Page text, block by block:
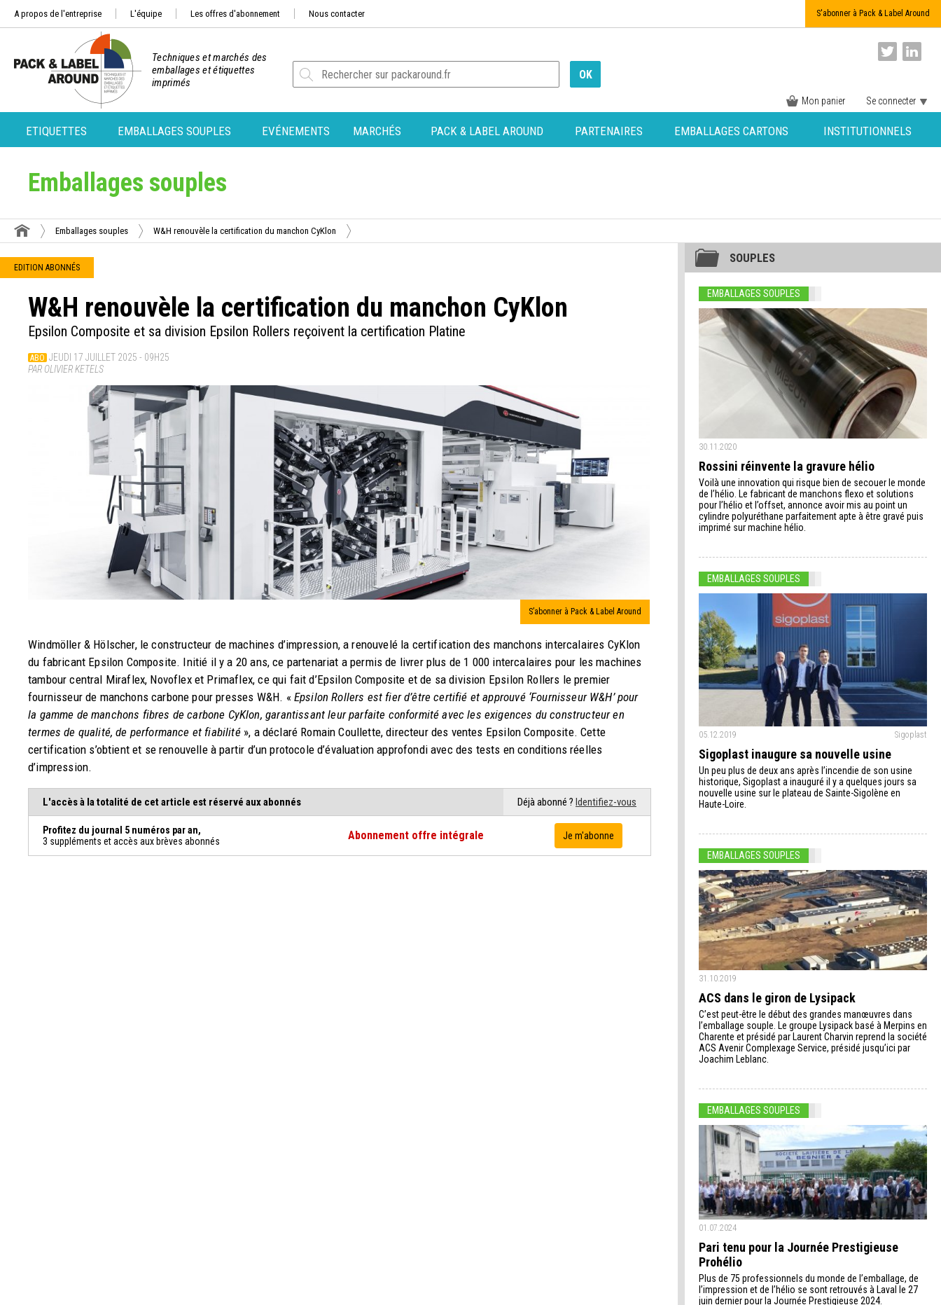
A propos de l'entreprise L'équipe Les offres d'abonnement Nous contacter S'abonner à Pack & Label Around
Techniques et marchés des
emballages et étiquettes
imprimés
Mon panier Se connecter
ETIQUETTES EMBALLAGES SOUPLES EVÉNEMENTS MARCHÉS PACK & LABEL AROUND PARTENAIRES EMBALLAGES CARTONS INSTITUTIONNELS
Emballages souples
Emballages souples W&H renouvèle la certification du manchon CyKlon
EDITION ABONNÉS
W&H renouvèle la certification du manchon CyKlon
Epsilon Composite et sa division Epsilon Rollers reçoivent la certification Platine
ABO JEUDI 17 JUILLET 2025 - 09H25
PAR OLIVIER KETELS
S’abonner à Pack & Label Around
Windmöller & Hölscher, le constructeur de machines d’impression, a renouvelé la certification des manchons intercalaires CyKlon
du fabricant Epsilon Composite. Initié il y a 20 ans, ce partenariat a permis de livrer plus de 1 000 intercalaires pour les machines
tambour central Miraflex, Novoflex et Primaflex, ce qui fait d’Epsilon Composite et de sa division Epsilon Rollers le premier
fournisseur de manchons carbone pour presses W&H. « Epsilon Rollers est fier d’être certifié et approuvé ‘Fournisseur W&H’ pour
la gamme de manchons fibres de carbone CyKlon, garantissant leur parfaite conformité avec les exigences du constructeur en
termes de qualité, de performance et fiabilité», a déclaré Romain Coullette, directeur des ventes Epsilon Composite. Cette
certification s’obtient et se renouvelle à partir d’un protocole d’évaluation approfondi avec des tests en conditions réelles
d’impression.
L'accès à la totalité de cet article est réservé aux abonnés Déjà abonné ? Identifiez-vous
Profitez du journal 5 numéros par an,
3 suppléments et accès aux brèves abonnés
Abonnement offre intégrale Je m'abonne
SOUPLES
EMBALLAGES SOUPLES
30.11.2020
Rossini réinvente la gravure hélio
Voilà une innovation qui risque bien de secouer le monde
de l’hélio. Le fabricant de manchons flexo et solutions
pour l’hélio et l’offset, annonce avoir mis au point un
cylindre polyuréthane parfaitement apte à être gravé puis
imprimé sur machine hélio.
EMBALLAGES SOUPLES
05.12.2019 Sigoplast
Sigoplast inaugure sa nouvelle usine
Un peu plus de deux ans après l’incendie de son usine
historique, Sigoplast a inauguré il y a quelques jours sa
nouvelle usine sur le plateau de Sainte-Sigolène en
Haute-Loire.
EMBALLAGES SOUPLES
31.10.2019
ACS dans le giron de Lysipack
C’est peut-être le début des grandes manœuvres dans
l’emballage souple. Le groupe Lysipack basé à Merpins en
Charente et présidé par Laurent Charvin reprend la société
ACS Avenir Complexage Service, présidé jusqu’ici par
Joachim Leblanc.
EMBALLAGES SOUPLES
01.07.2024
Pari tenu pour la Journée Prestigieuse
Prohélio
Plus de 75 professionnels du monde de l’emballage, de
l’impression et de l’hélio se sont retrouvés à Laval le 27
juin dernier pour la Journée Prestigieuse 2024.